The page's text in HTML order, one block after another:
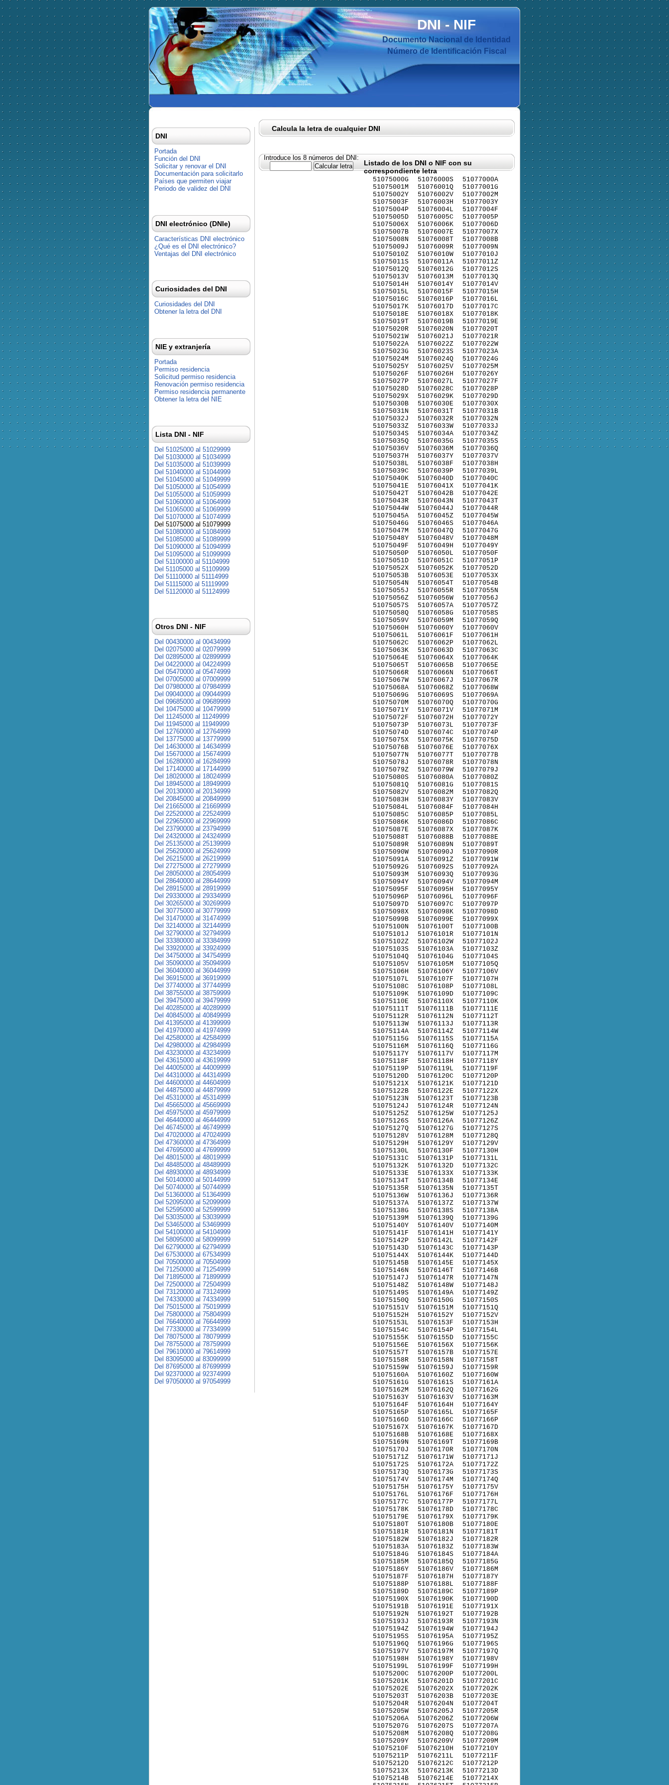
DNI-NIF
Documento Nacional de Identidad
Número de Identificación Fiscal
Calcula la letra de cualquier DNI
Introduce los 8 números del DNI:
Listado de los DNI o NIF con su
correspondiente letra
51075000G
51075001M
51075002Y
51075003F
51075004P
51075005D
51075006X
51075007B
51075008N
51075009J
51075010Z
51075011S
51075012Q
51075013V
51075014H
51075015L
51075016C
51075017K
51075018E
51075019T
51075020R
51075021W
51075022A
51075023G
51075024M
51075025Y
51075026F
51075027P
51075028D
51075029X
51075030B
51075031N
51075032J
51075033Z
51075034S
51075035Q
51075036V
51075037H
51075038L
51075039C
51075040K
51075041E
51075042T
51075043R
51075044W
51075045A
51075046G
51075047M
51075048Y
51075049F
51075050P
51075051D
51075052X
51075053B
51075054N
51075055J
51075056Z
51075057S
51075058Q
51075059V
51075060H
51075061L
51075062C
51075063K
51075064E
51075065T
51075066R
51075067W
51075068A
51075069G
51075070M
51075071Y
51075072F
51075073P
51075074D
51075075X
51075076B
51075077N
51075078J
51075079Z
51075080S
51075081Q
51075082V
51075083H
51075084L
51075085C
51075086K
51075087E
51075088T
51075089R
51075090W
51075091A
51075092G
51075093M
51075094Y
51075095F
51075096P
51075097D
51075098X
51075099B
51075100N
51075101J
51075102Z
51075103S
51075104Q
51075105V
51075106H
51075107L
51075108C
51075109K
51075110E
51075111T
51075112R
51075113W
51075114A
51075115G
51075116M
51075117Y
51075118F
51075119P
51075120D
51075121X
51075122B
51075123N
51075124J
51075125Z
51075126S
51075127Q
51075128V
51075129H
51075130L
51075131C
51075132K
51075133E
51075134T
51075135R
51075136W
51075137A
51075138G
51075139M
51075140Y
51075141F
51075142P
51075143D
51075144X
51075145B
51075146N
51075147J
51075148Z
51075149S
51075150Q
51075151V
51075152H
51075153L
51075154C
51075155K
51075156E
51075157T
51075158R
51075159W
51075160A
51075161G
51075162M
51075163Y
51075164F
51075165P
51075166D
51075167X
51075168B
51075169N
51075170J
51075171Z
51075172S
51075173Q
51075174V
51075175H
51075176L
51075177C
51075178K
51075179E
51075180T
51075181R
51075182W
51075183A
51075184G
51075185M
51075186Y
51075187F
51075188P
51075189D
51075190X
51075191B
51075192N
51075193J
51075194Z
51075195S
51075196Q
51075197V
51075198H
51075199L
51075200C
51075201K
51075202E
51075203T
51075204R
51075205W
51075206A
51075207G
51075208M
51075209Y
51075210F
51075211P
51075212D
51075213X
51075214B
51076000S
51076001Q
51076002V
51076003H
51076004L
51076005C
51076006K
51076007E
51076008T
51076009R
51076010W
51076011A
51076012G
51076013M
51076014Y
51076015F
51076016P
51076017D
51076018X
51076019B
51076020N
51076021J
51076022Z
51076023S
51076024Q
51076025V
51076026H
51076027L
51076028C
51076029K
51076030E
51076031T
51076032R
51076033W
51076034A
51076035G
51076036M
51076037Y
51076038F
51076039P
51076040D
51076041X
51076042B
51076043N
51076044J
51076045Z
51076046S
51076047Q
51076048V
51076049H
51076050L
51076051C
51076052K
51076053E
51076054T
51076055R
51076056W
51076057A
51076058G
51076059M
51076060Y
51076061F
51076062P
51076063D
51076064X
51076065B
51076066N
51076067J
51076068Z
51076069S
51076070Q
51076071V
51076072H
51076073L
51076074C
51076075K
51076076E
51076077T
51076078R
51076079W
51076080A
51076081G
51076082M
51076083Y
51076084F
51076085P
51076086D
51076087X
51076088B
51076089N
51076090J
51076091Z
51076092S
51076093Q
51076094V
51076095H
51076096L
51076097C
51076098K
51076099E
51076100T
51076101R
51076102W
51076103A
51076104G
51076105M
51076106Y
51076107F
51076108P
51076109D
51076110X
51076111B
51076112N
51076113J
51076114Z
51076115S
51076116Q
51076117V
51076118H
51076119L
51076120C
51076121K
51076122E
51076123T
51076124R
51076125W
51076126A
51076127G
51076128M
51076129Y
51076130F
51076131P
51076132D
51076133X
51076134B
51076135N
51076136J
51076137Z
51076138S
51076139Q
51076140V
51076141H
51076142L
51076143C
51076144K
51076145E
51076146T
51076147R
51076148W
51076149A
51076150G
51076151M
51076152Y
51076153F
51076154P
51076155D
51076156X
51076157B
51076158N
51076159J
51076160Z
51076161S
51076162Q
51076163V
51076164H
51076165L
51076166C
51076167K
51076168E
51076169T
51076170R
51076171W
51076172A
51076173G
51076174M
51076175Y
51076176F
51076177P
51076178D
51076179X
51076180B
51076181N
51076182J
51076183Z
51076184S
51076185Q
51076186V
51076187H
51076188L
51076189C
51076190K
51076191E
51076192T
51076193R
51076194W
51076195A
51076196G
51076197M
51076198Y
51076199F
51076200P
51076201D
51076202X
51076203B
51076204N
51076205J
51076206Z
51076207S
51076208Q
51076209V
51076210H
51076211L
51076212C
51076213K
51076214E
51077000A
51077001G
51077002M
51077003Y
51077004F
51077005P
51077006D
51077007X
51077008B
51077009N
51077010J
51077011Z
51077012S
51077013Q
51077014V
51077015H
51077016L
51077017C
51077018K
51077019E
51077020T
51077021R
51077022W
51077023A
51077024G
51077025M
51077026Y
51077027F
51077028P
51077029D
51077030X
51077031B
51077032N
51077033J
51077034Z
51077035S
51077036Q
51077037V
51077038H
51077039L
51077040C
51077041K
51077042E
51077043T
51077044R
51077045W
51077046A
51077047G
51077048M
51077049Y
51077050F
51077051P
51077052D
51077053X
51077054B
51077055N
51077056J
51077057Z
51077058S
51077059Q
51077060V
51077061H
51077062L
51077063C
51077064K
51077065E
51077066T
51077067R
51077068W
51077069A
51077070G
51077071M
51077072Y
51077073F
51077074P
51077075D
51077076X
51077077B
51077078N
51077079J
51077080Z
51077081S
51077082Q
51077083V
51077084H
51077085L
51077086C
51077087K
51077088E
51077089T
51077090R
51077091W
51077092A
51077093G
51077094M
51077095Y
51077096F
51077097P
51077098D
51077099X
51077100B
51077101N
51077102J
51077103Z
51077104S
51077105Q
51077106V
51077107H
51077108L
51077109C
51077110K
51077111E
51077112T
51077113R
51077114W
51077115A
51077116G
51077117M
51077118Y
51077119F
51077120P
51077121D
51077122X
51077123B
51077124N
51077125J
51077126Z
51077127S
51077128Q
51077129V
51077130H
51077131L
51077132C
51077133K
51077134E
51077135T
51077136R
51077137W
51077138A
51077139G
51077140M
51077141Y
51077142F
51077143P
51077144D
51077145X
51077146B
51077147N
51077148J
51077149Z
51077150S
51077151Q
51077152V
51077153H
51077154L
51077155C
51077156K
51077157E
51077158T
51077159R
51077160W
51077161A
51077162G
51077163M
51077164Y
51077165F
51077166P
51077167D
51077168X
51077169B
51077170N
51077171J
51077172Z
51077173S
51077174Q
51077175V
51077176H
51077177L
51077178C
51077179K
51077180E
51077181T
51077182R
51077183W
51077184A
51077185G
51077186M
51077187Y
51077188F
51077189P
51077190D
51077191X
51077192B
51077193N
51077194J
51077195Z
51077196S
51077197Q
51077198V
51077199H
51077200L
51077201C
51077202K
51077203E
51077204T
51077205R
51077206W
51077207A
51077208G
51077209M
51077210Y
51077211F
51077212P
51077213D
51077214X
DNI
Portada
Función del DNI
Solicitar y renovar el DNI
Documentación para solicitarlo
Países que permiten viajar
Periodo de validez del DNI
DNI electrónico (DNIe)
Características DNI electrónico
¿Qué es el DNI electrónico?
Ventajas del DNI electrónico
Curiosidades del DNI
Curiosidades del DNI
Obtener la letra del DNI
NIE y extranjería
Portada
Permiso residencia
Solicitud permiso residencia
Renovación permiso residencia
Permiso residencia permanente
Obtener la letra del NIE
Lista DNI - NIF
Del 51025000 al 51029999
Del 51030000 al 51034999
Del 51035000 al 51039999
Del 51040000 al 51044999
Del 51045000 al 51049999
Del 51050000 al 51054999
Del 51055000 al 51059999
Del 51060000 al 51064999
Del 51065000 al 51069999
Del 51070000 al 51074999
Del 51075000 al 51079999
Del 51080000 al 51084999
Del 51085000 al 51089999
Del 51090000 al 51094999
Del 51095000 al 51099999
Del 51100000 al 51104999
Del 51105000 al 51109999
Del 51110000 al 51114999
Del 51115000 al 51119999
Del 51120000 al 51124999
Otros DNI - NIF
Del 00430000 al 00434999
Del 02075000 al 02079999
Del 02895000 al 02899999
Del 04220000 al 04224999
Del 05470000 al 05474999
Del 07005000 al 07009999
Del 07980000 al 07984999
Del 09040000 al 09044999
Del 09685000 al 09689999
Del 10475000 al 10479999
Del 11245000 al 11249999
Del 11945000 al 11949999
Del 12760000 al 12764999
Del 13775000 al 13779999
Del 14630000 al 14634999
Del 15670000 al 15674999
Del 16280000 al 16284999
Del 17140000 al 17144999
Del 18020000 al 18024999
Del 18945000 al 18949999
Del 20130000 al 20134999
Del 20845000 al 20849999
Del 21665000 al 21669999
Del 22520000 al 22524999
Del 22965000 al 22969999
Del 23790000 al 23794999
Del 24320000 al 24324999
Del 25135000 al 25139999
Del 25620000 al 25624999
Del 26215000 al 26219999
Del 27275000 al 27279999
Del 28050000 al 28054999
Del 28640000 al 28644999
Del 28915000 al 28919999
Del 29330000 al 29334999
Del 30265000 al 30269999
Del 30775000 al 30779999
Del 31470000 al 31474999
Del 32140000 al 32144999
Del 32790000 al 32794999
Del 33380000 al 33384999
Del 33920000 al 33924999
Del 34750000 al 34754999
Del 35090000 al 35094999
Del 36040000 al 36044999
Del 36915000 al 36919999
Del 37740000 al 37744999
Del 38755000 al 38759999
Del 39475000 al 39479999
Del 40285000 al 40289999
Del 40845000 al 40849999
Del 41395000 al 41399999
Del 41970000 al 41974999
Del 42580000 al 42584999
Del 42980000 al 42984999
Del 43230000 al 43234999
Del 43615000 al 43619999
Del 44005000 al 44009999
Del 44310000 al 44314999
Del 44600000 al 44604999
Del 44875000 al 44879999
Del 45310000 al 45314999
Del 45665000 al 45669999
Del 45975000 al 45979999
Del 46440000 al 46444999
Del 46745000 al 46749999
Del 47020000 al 47024999
Del 47360000 al 47364999
Del 47695000 al 47699999
Del 48015000 al 48019999
Del 48485000 al 48489999
Del 48930000 al 48934999
Del 50140000 al 50144999
Del 50740000 al 50744999
Del 51360000 al 51364999
Del 52095000 al 52099999
Del 52595000 al 52599999
Del 53035000 al 53039999
Del 53465000 al 53469999
Del 54100000 al 54104999
Del 58095000 al 58099999
Del 62790000 al 62794999
Del 67530000 al 67534999
Del 70500000 al 70504999
Del 71250000 al 71254999
Del 71895000 al 71899999
Del 72500000 al 72504999
Del 73120000 al 73124999
Del 74330000 al 74334999
Del 75015000 al 75019999
Del 75800000 al 75804999
Del 76640000 al 76644999
Del 77330000 al 77334999
Del 78075000 al 78079999
Del 78755000 al 78759999
Del 79610000 al 79614999
Del 83095000 al 83099999
Del 87695000 al 87699999
Del 92370000 al 92374999
Del 97050000 al 97054999